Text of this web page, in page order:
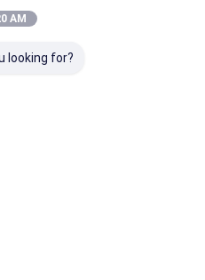
de privacidad
Reserved.
AM
looking for?